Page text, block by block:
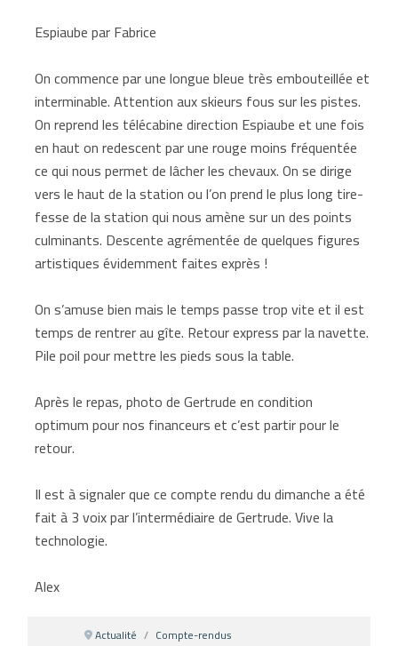
Espiaube par Fabrice
On commence par une longue bleue très embouteillée et
interminable. Attention aux skieurs fous sur les pistes.
On reprend les télécabine direction Espiaube et une fois
en haut on redescent par une rouge moins fréquentée
ce qui nous permet de lâcher les chevaux. On se dirige
vers le haut de la station ou l’on prend le plus long tire-
fesse de la station qui nous amène sur un des points
culminants. Descente agrémentée de quelques figures
artistiques évidemment faites exprès !
On s’amuse bien mais le temps passe trop vite et il est
temps de rentrer au gîte. Retour express par la navette.
Pile poil pour mettre les pieds sous la table.
Après le repas, photo de Gertrude en condition
optimum pour nos financeurs et c’est partir pour le
retour.
Il est à signaler que ce compte rendu du dimanche a été
fait à 3 voix par l’intermédiaire de Gertrude. Vive la
technologie.
Alex
Actualité
Compte-rendus